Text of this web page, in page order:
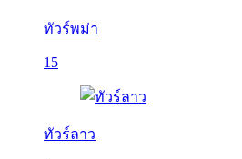
ทัวร์พม่า
15
ทัวร์ลาว